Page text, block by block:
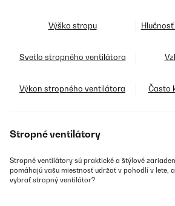
Výška stropu
Svetlo stropného ventilátora
Výkon stropného ventilátora Často
Stropné ventilátory
Stropné ventilátory sú praktické a štýlové
pomáhajú vašu miestnosť udržať v pohodlí v lete,
vybrať stropný ventilátor?